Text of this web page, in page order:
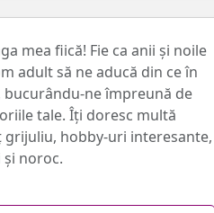
mea fiică! Fie ca anii și noile
adult să ne aducă din ce în
bucurându-ne împreună de
tale. Îţi doresc multă
grijuliu, hobby-uri interesante,
noroc.